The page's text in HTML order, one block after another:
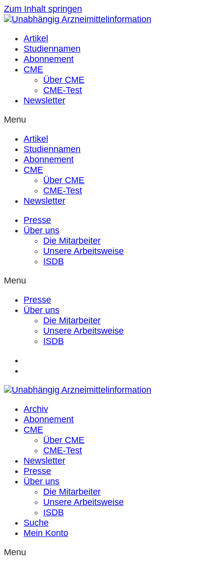
Zum Inhalt springen
Artikel
Studiennamen
Abonnement
CME
Über CME
CME-Test
Newsletter
Menu
Artikel
Studiennamen
Abonnement
CME
Über CME
CME-Test
Newsletter
Presse
Über uns
Die Mitarbeiter
Unsere Arbeitsweise
ISDB
Menu
Presse
Über uns
Die Mitarbeiter
Unsere Arbeitsweise
ISDB
Archiv
Abonnement
CME
Über CME
CME-Test
Newsletter
Presse
Über uns
Die Mitarbeiter
Unsere Arbeitsweise
ISDB
Suche
Mein Konto
Menu